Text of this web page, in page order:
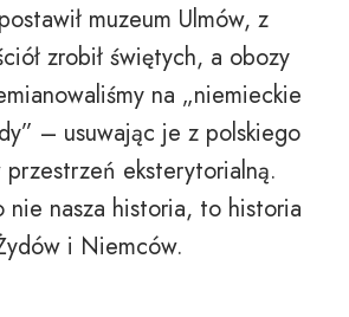
muzeum Ulmów, z
zrobił świętych, a obozy
na „niemieckie
– usuwając je z polskiego
przestrzeń eksterytorialną.
nie nasza historia, to historia
i Niemców.